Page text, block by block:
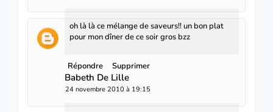
oh là là ce mélange de saveurs!! un bon plat
pour mon dîner de ce soir gros bzz
Répondre Supprimer
Babeth De Lille
24 novembre 2010 à 19:15